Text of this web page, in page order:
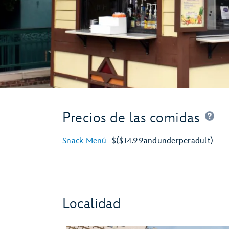
Precios de las comidas
Snack Menú–$($14.99andunderperadult)
Localidad